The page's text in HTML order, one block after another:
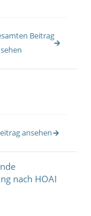
Beitrag
ansehen
nach HOAI